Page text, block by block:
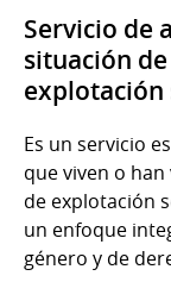
Servicio de
situación
explotación
Es un servicio
que viven o
de explotación
un enfoque
género y de